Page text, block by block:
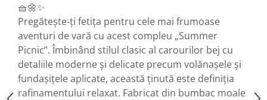
🧺🌼✨
Pregătește-ți fetița pentru cele mai frumoase
aventuri de vară cu acest compleu „Summer
Picnic”. Îmbinând stilul clasic al carourilor bej cu
detaliile moderne și delicate precum volănașele și
fundașițele aplicate, această ținută este definiția
rafinamentului relaxat. Fabricat din bumbac moale